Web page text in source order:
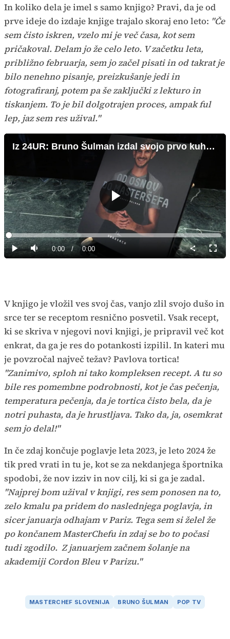
In koliko dela je imel s samo knjigo? Pravi, da je od
prve ideje do izdaje knjige trajalo skoraj eno leto: "Če
sem čisto iskren, vzelo mi je več časa, kot sem
pričakoval. Delam jo že celo leto. V začetku leta,
približno februarja, sem jo začel pisati in od takrat je
bilo nenehno pisanje, preizkušanje jedi in
fotografiranj, potem pa še zaključki z lekturo in
tiskanjem. To je bil dolgotrajen proces, ampak ful
lep, jaz sem res užival."
Iz 24UR: Bruno Šulman izdal svojo prvo kuharico
Predvajaj
Predvajaj
Tiho Current
0:00 / Duration
0:00
Loaded:
0%
način
V knjigo je vložil ves svoj čas, vanjo zlil svojo dušo in
srce ter se receptom resnično posvetil. Vsak recept,
ki se skriva v njegovi novi knjigi, je pripravil več kot
enkrat, da ga je res do potankosti izpilil. In kateri mu
je povzročal največ težav? Pavlova tortica!
"Zanimivo, sploh ni tako kompleksen recept. A tu so
bile res pomembne podrobnosti, kot je čas pečenja,
temperatura pečenja, da je tortica čisto bela, da je
notri puhasta, da je hrustljava. Tako da, ja, osemkrat
sem jo delal!"
In če zdaj končuje poglavje leta 2023, je leto 2024 že
tik pred vrati in tu je, kot se za nekdanjega športnika
spodobi, že nov izziv in nov cilj, ki si ga je zadal.
"Najprej bom užival v knjigi, res sem ponosen na to,
zelo kmalu pa pridem do naslednjega poglavja, in
sicer januarja odhajam v Pariz. Tega sem si želel že
po končanem MasterChefu in zdaj se bo to počasi
tudi zgodilo. Z januarjem začnem šolanje na
akademiji Cordon Bleu v Parizu."
MASTERCHEF SLOVENIJA BRUNO ŠULMAN POP TV